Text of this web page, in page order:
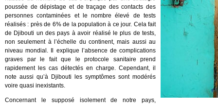
poussée de dépistage et de traçage des contacts des
personnes contaminées et le nombre élevé de tests
réalisés : près de 6% de la population à ce jour. Cela fait
de Djibouti un des pays à avoir réalisé le plus de tests,
non seulement à l’échelle du continent, mais aussi au
niveau mondial. Il explique l’absence de complications
graves par le fait que le protocole sanitaire prend
rapidement les cas détectés en charge. Cependant, il
note aussi qu’à Djibouti les symptômes sont modérés
voire quasi inexistants.
Concernant le supposé isolement de notre pays,